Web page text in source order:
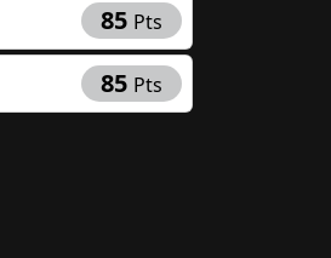
85 Pts
85 Pts